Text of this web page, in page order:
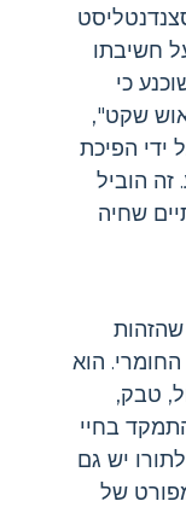
חשיבתו
כי
שקט",
ידי הפיכת
הוביל
שחיה
הוא
טבק,
בחיי
יש גם
של